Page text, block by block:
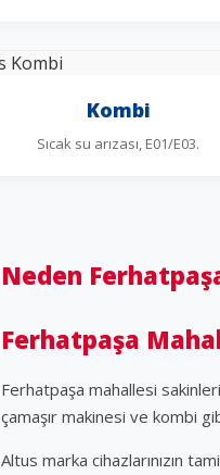
Kombi
Sıcak su arızası, E01/E03.
Neden
Ferhatpaşa
Ferhatpaşa mahallesi
çamaşır makinesi ve kombi
Altus marka cihazlarınızın